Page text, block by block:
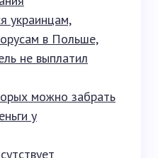
украинцам,
в Польше,
не выплатил
можно забрать
у